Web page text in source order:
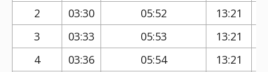
2
03:30 05:52 13:21
3
03:33 05:53 13:21
4
03:36 05:54 13:21